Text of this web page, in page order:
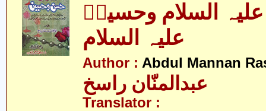
السلام وحسینؑ
علیہ السلام
Author : Abdul Mannan
عبدالمنّان راسخ
Translator :